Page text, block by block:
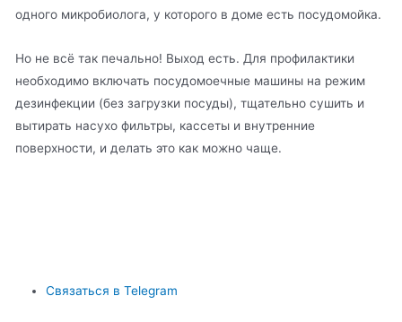
одного микробиолога, у которого в доме есть посудомойка.
Но не всё так печально! Выход есть. Для профилактики
необходимо включать посудомоечные машины на режим
дезинфекции (без загрузки посуды), тщательно сушить и
вытирать насухо фильтры, кассеты и внутренние
поверхности, и делать это как можно чаще.
Связаться в Telegram